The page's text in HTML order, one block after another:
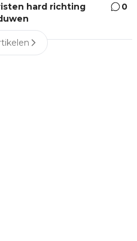
hard richting
0